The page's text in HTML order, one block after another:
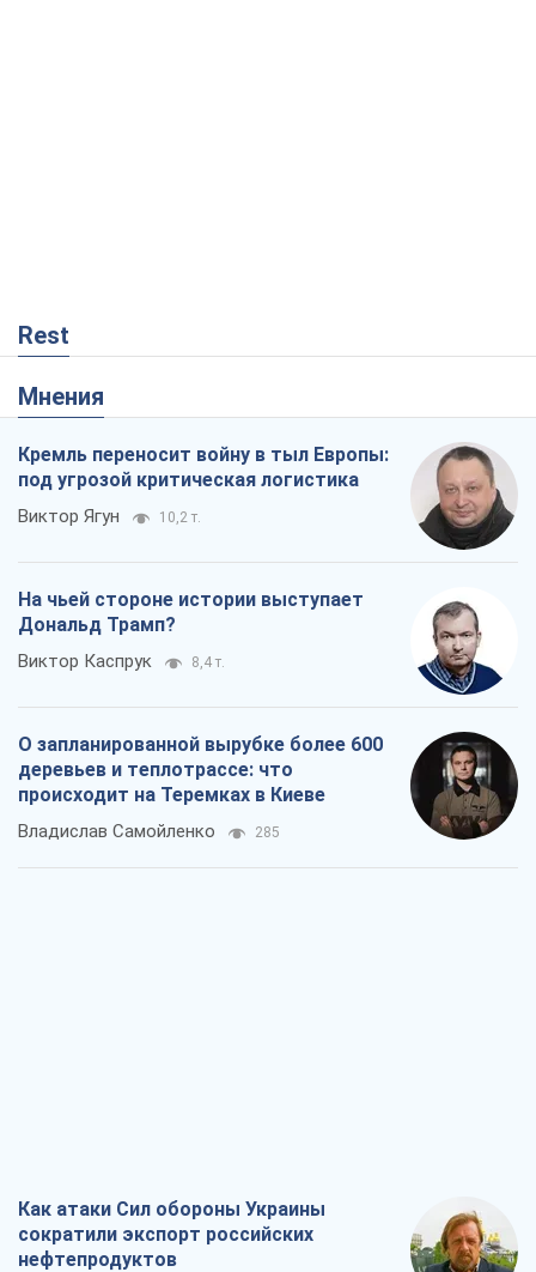
Rest
Мнения
Кремль переносит войну в тыл Европы:
под угрозой критическая логистика
Виктор Ягун 10,2 т.
На чьей стороне истории выступает
Дональд Трамп?
Виктор Каспрук 8,4 т.
О запланированной вырубке более 600
деревьев и теплотрассе: что
происходит на Теремках в Киеве
Владислав Самойленко 285
Как атаки Сил обороны Украины
сократили экспорт российских
нефтепродуктов